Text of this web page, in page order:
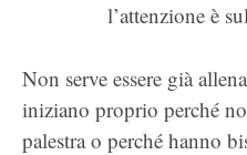
l’attenzione è
Non serve essere già
iniziano proprio perché
palestra o perché hanno